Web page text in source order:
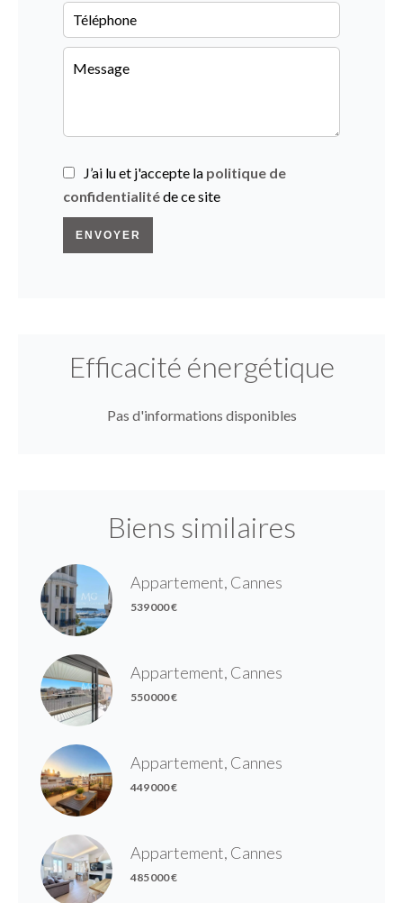
J’ai lu et j'accepte la politique de
confidentialitéde ce site
ENVOYER
Efficacité énergétique
Pas d'informations disponibles
Biens similaires
Appartement, Cannes
539 000 €
Appartement, Cannes
550 000 €
Appartement, Cannes
449 000 €
Appartement, Cannes
485 000 €